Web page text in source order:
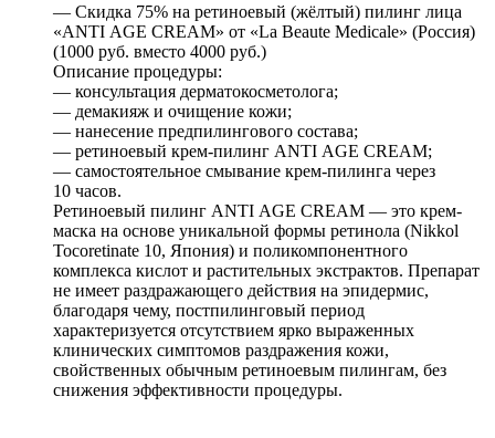
— Скидка 75% на ретиноевый (жёлтый) пилинг лица
«АNТI АGЕ СRЕАМ» от «La Beaute Medicale» (Россия)
(1000 руб. вместо 4000 руб.)
Описание процедуры:
— консультация дерматокосметолога;
— демакияж и очищение кожи;
— нанесение предпилингового состава;
— ретиноевый крем-пилинг АNТI АGЕ СRЕАМ;
— самостоятельное смывание крем-пилинга через
10 часов.
Ретиноевый пилинг АNТI АGЕ СRЕАМ — это крем-
маска на основе уникальной формы ретинола (Nikkоl
Тосоrеtinаtе 10, Япония) и поликомпонентного
комплекса кислот и растительных экстрактов. Препарат
не имеет раздражающего действия на эпидермис,
благодаря чему, постпилинговый период
характеризуется отсутствием ярко выраженных
клинических симптомов раздражения кожи,
свойственных обычным ретиноевым пилингам, без
снижения эффективности процедуры.